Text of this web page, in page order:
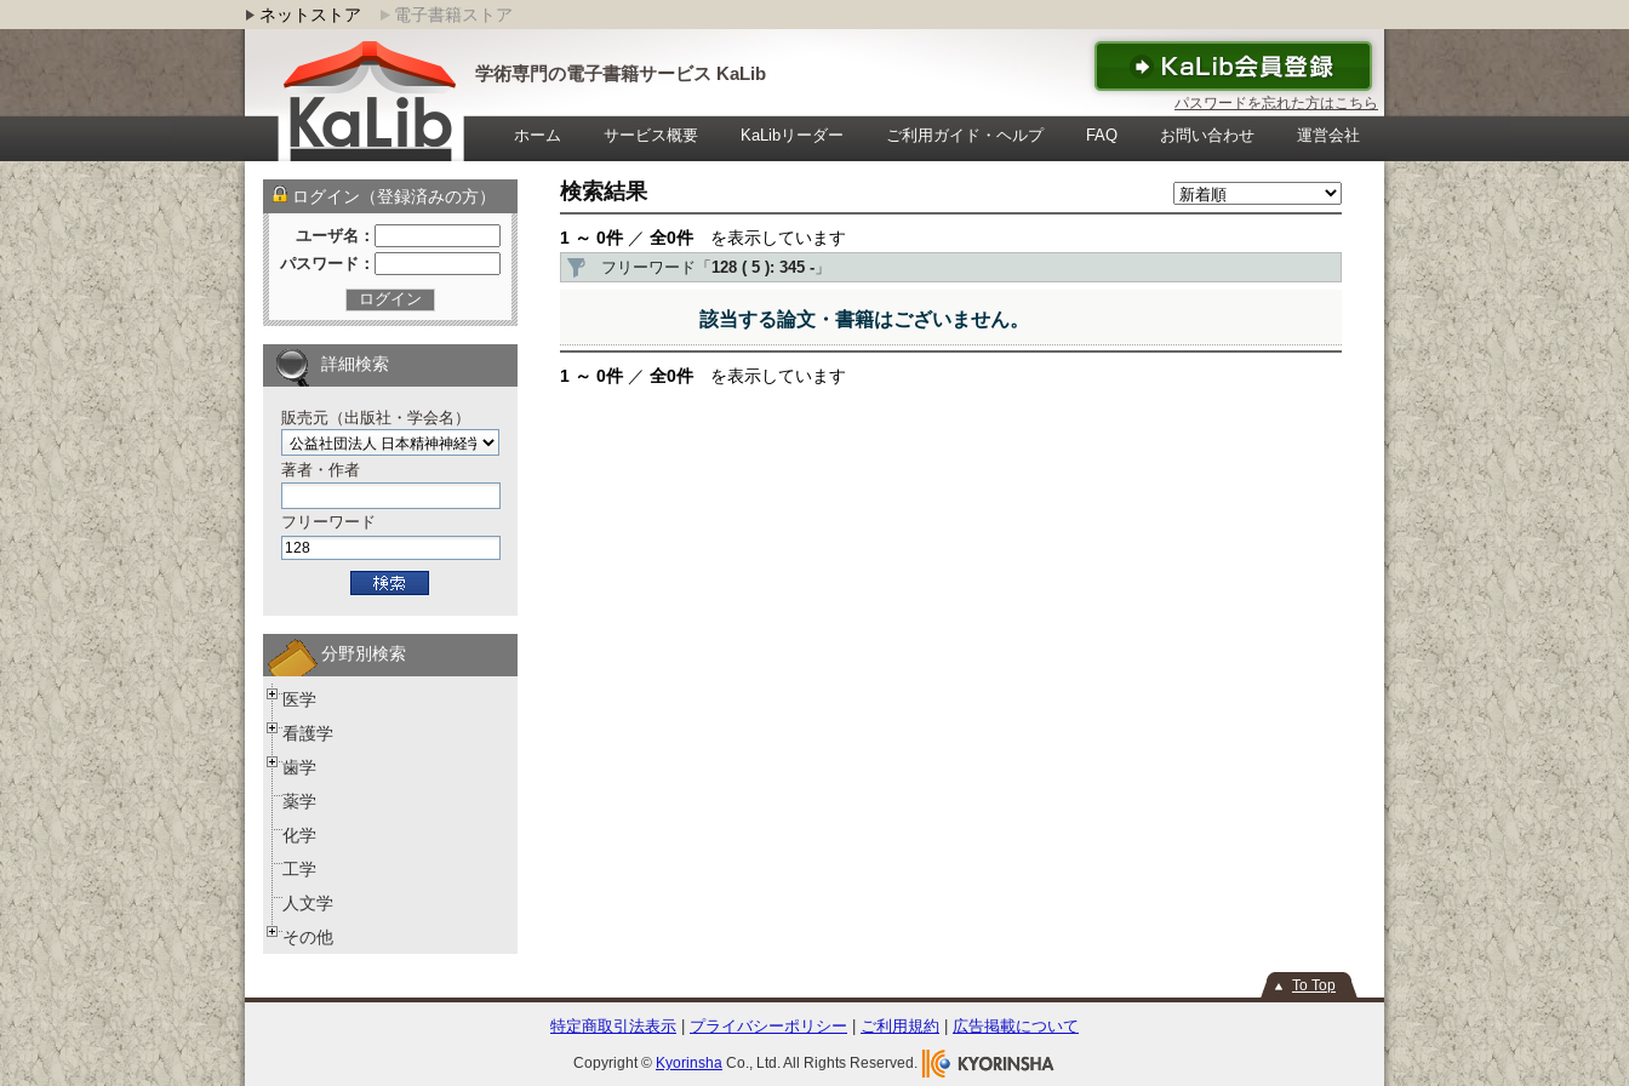
ネットストア 電子書籍ストア
学術専門の電子書籍サービス KaLib
パスワードを忘れた方はこちら
ホーム サービス概要 KaLibリーダー ご利用ガイド・ヘルプ FAQ お問い合わせ 運営会社
ログイン（登録済みの方）
ユーザ名：
パスワード：
ログイン
詳細検索
販売元（出版社・学会名）
著者・作者
フリーワード
分野別検索
医学
看護学
歯学
薬学
化学
工学
人文学
その他
検索結果
1 ～ 0件／ 全0件を表示しています
フリーワード「 128 ( 5 ): 345 - 」
該当する論文・書籍はございません。
1 ～ 0件／ 全0件を表示しています
To Top
特定商取引法表示 プライバシーポリシー ご利用規約 広告掲載について
Copyright © Kyorinsha Co., Ltd. All Rights Reserved.